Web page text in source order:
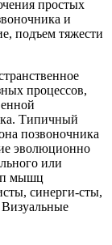
простых
и
подъем тяжести
процессов,
Типичный
позвоночника
эволюционно
или
мышц
синерги-сты,